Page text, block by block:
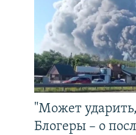
"Может
Блогеры – о